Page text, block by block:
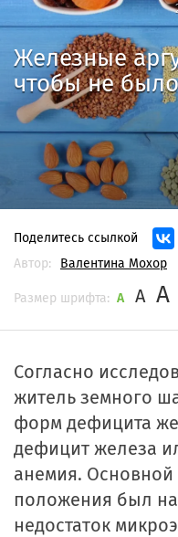
Железные
чтобы не
Поделитесь ссылкой
Автор:
Валентина Мохор
Размер шрифта: A A A
Согласно
житель земного
форм дефицита
дефицит железа
анемия. Основной
положения был
недостаток